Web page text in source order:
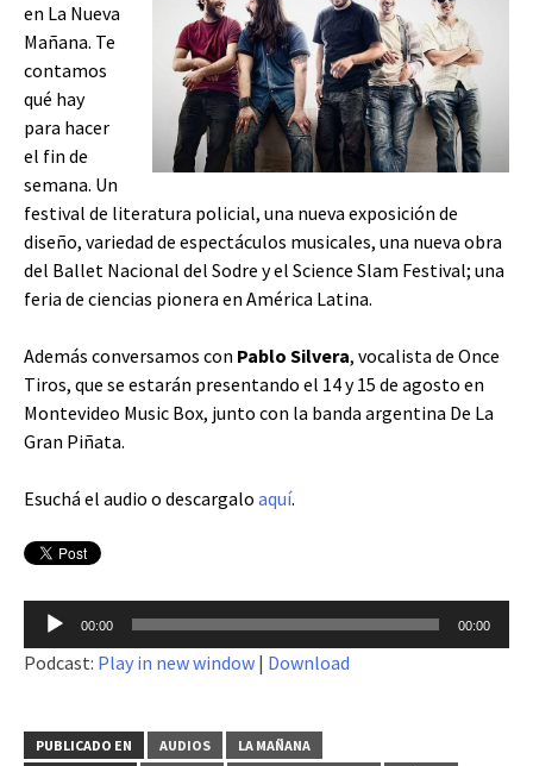
en La Nueva
Mañana. Te
contamos
qué hay
para hacer
el fin de
semana. Un
festival de literatura policial, una nueva exposición de
diseño, variedad de espectáculos musicales, una nueva obra
del Ballet Nacional del Sodre y el Science Slam Festival; una
feria de ciencias pionera en América Latina.
Además conversamos con Pablo Silvera, vocalista de Once
Tiros, que se estarán presentando el 14 y 15 de agosto en
Montevideo Music Box, junto con la banda argentina De La
Gran Piñata.
Esuchá el audio o descargalo aquí.
Reproductor
de
audio
00:00 00:00
Podcast: Play in new window | Download
PUBLICADO EN AUDIOS
LA MAÑANA